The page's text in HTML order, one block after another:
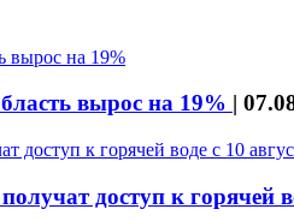
вырос на 19% |
доступ к горячей